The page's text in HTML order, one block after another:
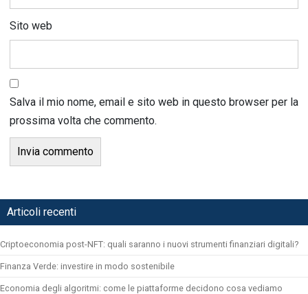
Sito web
Salva il mio nome, email e sito web in questo browser per la
prossima volta che commento.
Articoli recenti
Criptoeconomia post-NFT: quali saranno i nuovi strumenti finanziari digitali?
Finanza Verde: investire in modo sostenibile
Economia degli algoritmi: come le piattaforme decidono cosa vediamo